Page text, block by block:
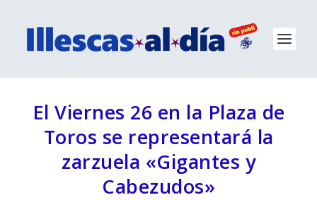
El Viernes 26 en la Plaza de
Toros se representará la
zarzuela «Gigantes y
Cabezudos»